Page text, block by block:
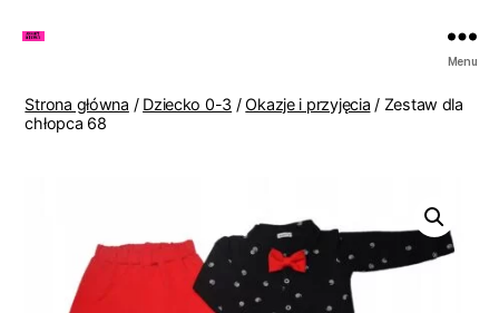
Lenki
Menu
Strona główna / Dziecko 0-3 /Okazje i przyjęcia / Zestaw dla
chłopca 68